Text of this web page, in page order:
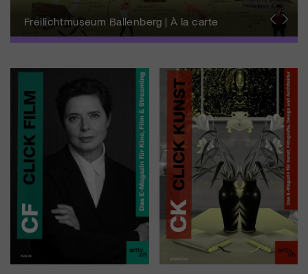
Schweizer Biennale zu Wissenschaft, Technik
+ Ästhetik
Freilichtmuseum Ballenberg | À la carte
Kulturlandsgemeinde
Forum Schweizer Geschichte Schwyz